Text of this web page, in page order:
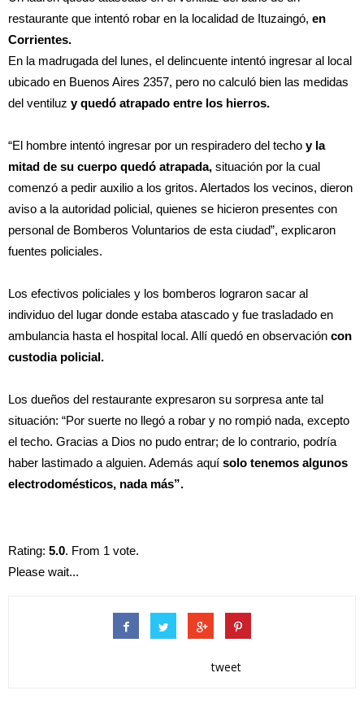
restaurante que intentó robar en la localidad de Ituzaingó, en
Corrientes.
En la madrugada del lunes, el delincuente intentó ingresar al local
ubicado en Buenos Aires 2357, pero no calculó bien las medidas
del ventiluz y quedó atrapado entre los hierros.
“El hombre intentó ingresar por un respiradero del techo y la
mitad de su cuerpo quedó atrapada, situación por la cual
comenzó a pedir auxilio a los gritos. Alertados los vecinos, dieron
aviso a la autoridad policial, quienes se hicieron presentes con
personal de Bomberos Voluntarios de esta ciudad”, explicaron
fuentes policiales.
Los efectivos policiales y los bomberos lograron sacar al
individuo del lugar donde estaba atascado y fue trasladado en
ambulancia hasta el hospital local. Allí quedó en observación con
custodia policial.
Los dueños del restaurante expresaron su sorpresa ante tal
situación: “Por suerte no llegó a robar y no rompió nada, excepto
el techo. Gracias a Dios no pudo entrar; de lo contrario, podría
haber lastimado a alguien. Además aquí solo tenemos algunos
electrodomésticos, nada más”.
Rating: 5.0. From 1 vote.
Please wait...
tweet